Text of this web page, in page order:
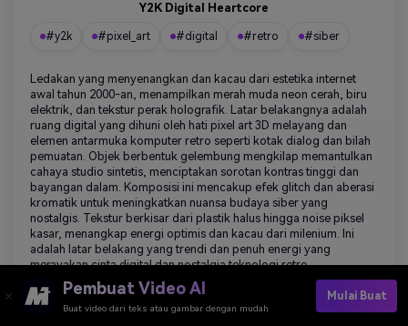
Y2K Digital Heartcore
#y2k #pixel_art #digital #retro #siber
Ledakan yang menyenangkan dan kacau dari estetika internet
awal tahun 2000-an, menampilkan merah muda neon cerah, biru
elektrik, dan tekstur perak holografik. Latar belakangnya adalah
ruang digital yang dihuni oleh hati pixel art 3D melayang dan
elemen antarmuka komputer retro seperti kotak dialog dan bilah
pemuatan. Objek berbentuk gelembung mengkilap memantulkan
cahaya studio sintetis, menciptakan sorotan kontras tinggi dan
bayangan dalam. Komposisi ini mencakup efek glitch dan aberasi
kromatik untuk meningkatkan nuansa budaya siber yang
nostalgis. Tekstur berkisar dari plastik halus hingga noise piksel
kasar, menangkap energi optimis dan kacau dari milenium. Ini
adalah latar belakang yang trendi dan penuh energi yang
merayakan cinta digital dan nostalgia teknologi retro.
Pembuat Video AI
Buat video dari teks atau gambar dengan mudah
Mulai Buat